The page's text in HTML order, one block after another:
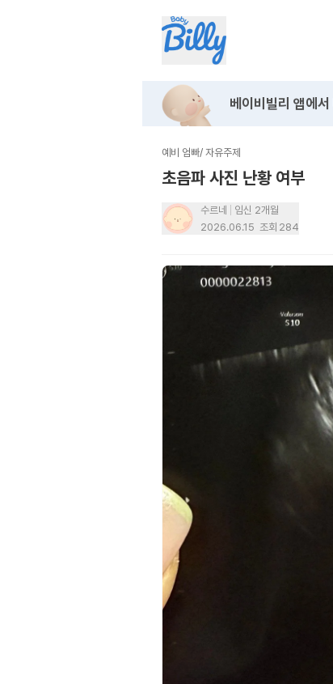
베이비빌리 앱에서
예비 엄빠/ 자유주제
초음파 사진 난황 여부
수르네
임신 2개월
2026.06.15 조회 284